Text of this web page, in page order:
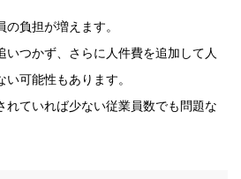
負担が増えます。
いつかず、さらに人件費を追加して人
可能性もあります。
れていれば少ない従業員数でも問題な